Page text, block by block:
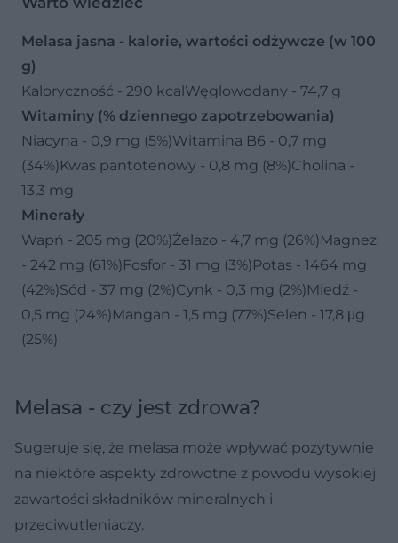
Melasa jasna - kalorie, wartości odżywcze (w 100
g)
Kaloryczność - 290 kcalWęglowodany - 74,7 g
Witaminy (% dziennego zapotrzebowania)
Niacyna - 0,9 mg (5%)Witamina B6 - 0,7 mg
(34%)Kwas pantotenowy - 0,8 mg (8%)Cholina -
13,3 mg
Minerały
Wapń - 205 mg (20%)Żelazo - 4,7 mg (26%)Magnez
- 242 mg (61%)Fosfor - 31 mg (3%)Potas - 1464 mg
(42%)Sód - 37 mg (2%)Cynk - 0,3 mg (2%)Miedź -
0,5 mg (24%)Mangan - 1,5 mg (77%)Selen - 17,8 μg
(25%)
Melasa - czy jest zdrowa?
Sugeruje się, że melasa może wpływać pozytywnie
na niektóre aspekty zdrowotne z powodu wysokiej
zawartości składników mineralnych i
przeciwutleniaczy.